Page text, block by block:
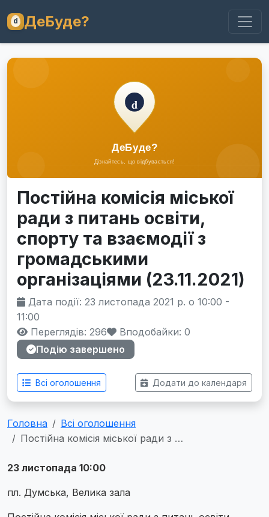
ДеБуде?
Постійна комісія міської
ради з питань освіти,
спорту та взаємодії з
громадськими
організаціями (23.11.2021)
Дата події: 23 листопада 2021 р. о 10:00 -
11:00
Переглядів: 296
Вподобайки: 0
Подію завершено
Всі оголошення Додати до календаря
Головна
Всі оголошення
Постійна комісія міської ради з …
23 листопада 10:00
пл. Думська, Велика зала